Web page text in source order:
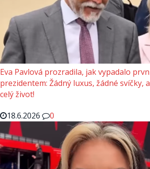
Eva Pavlová prozradila, jak vypadalo
prezidentem: Žádný luxus, žádné svíčky,
celý život!
18.6.2026
0